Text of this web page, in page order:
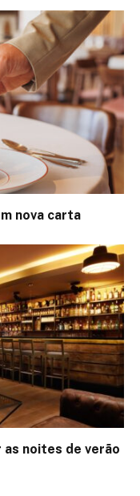
nova carta
as noites de verão